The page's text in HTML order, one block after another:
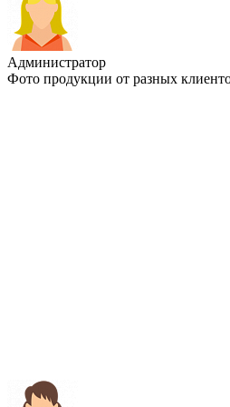
Администратор
Фото продукции от разных